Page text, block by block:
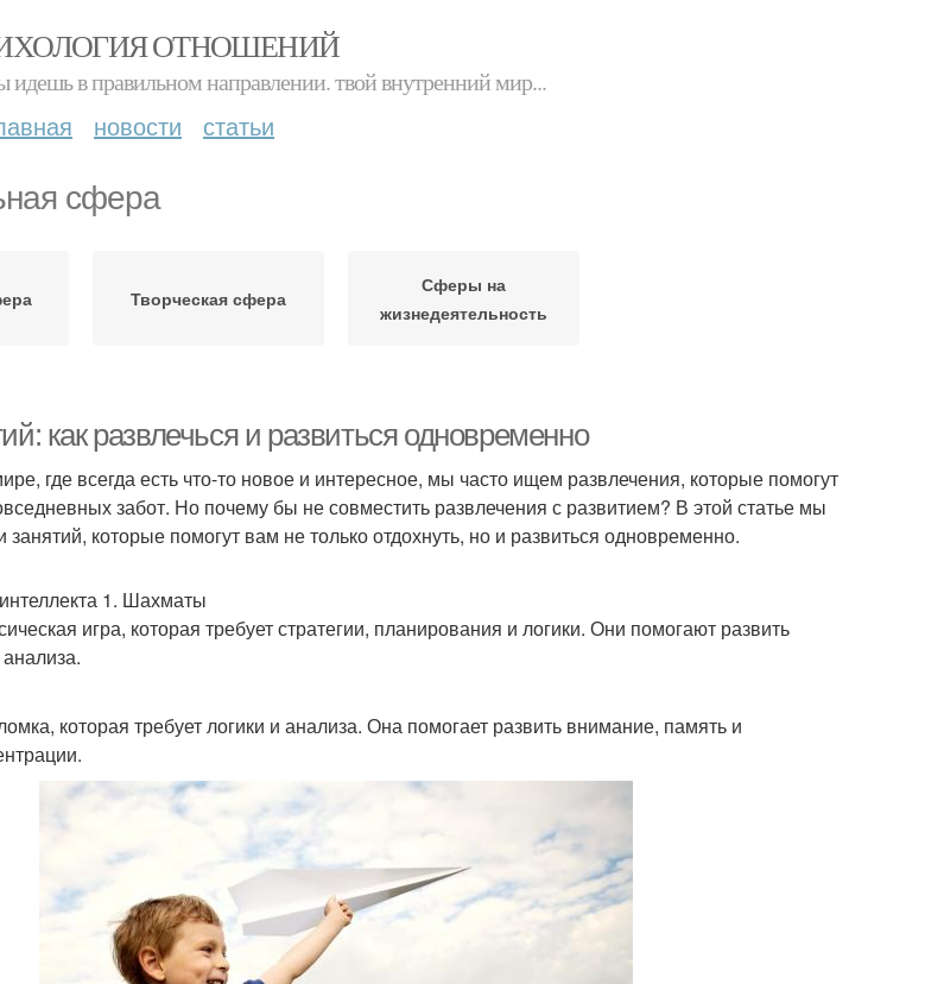
ОТНОШЕНИЙ
идешь в правильном направлении. твой внутренний мир...
новости статьи
сфера
Творческая сфера
Сферы на
жизнедеятельность
как развлечься и развиться одновременно
где всегда есть что-то новое и интересное, мы часто ищем развлечения, которые помогут
забот. Но почему бы не совместить развлечения с развитием? В этой статье мы
занятий, которые помогут вам не только отдохнуть, но и развиться одновременно.
1. Шахматы
игра, которая требует стратегии, планирования и логики. Они помогают развить
которая требует логики и анализа. Она помогает развить внимание, память и